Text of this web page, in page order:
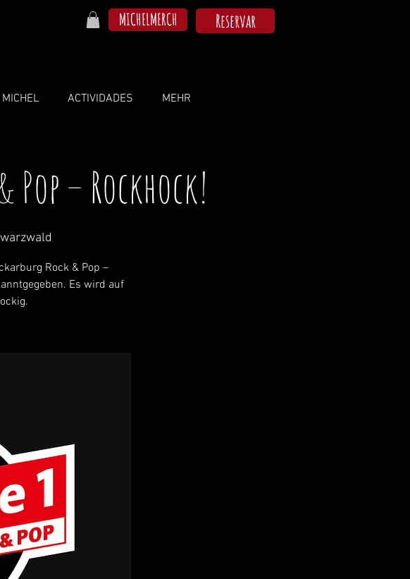
MICHELMERCH Reservar
ACTIVIDADES MEHR
– Rockhock!
Rock & Pop –
Es wird auf